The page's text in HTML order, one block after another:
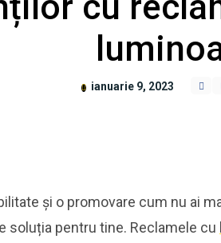
ianuarie 9, 2023
și o promovare cum nu ai
soluția pentru tine. Reclamele cu